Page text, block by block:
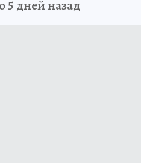
дней назад